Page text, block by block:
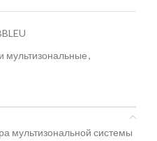
мультизональные,
мультизональной системы